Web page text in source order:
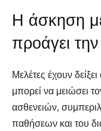
Η άσκηση
προάγει την
Μελέτες έχουν
μπορεί να μειώσει
ασθενειών,
παθήσεων και του